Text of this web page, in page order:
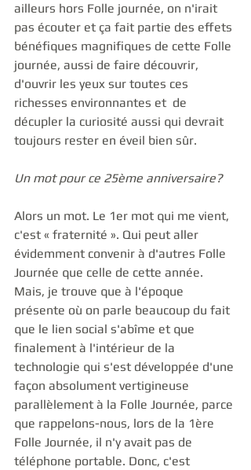
ailleurs hors Folle journée, on n'irait
pas écouter et ça fait partie des effets
bénéfiques magnifiques de cette Folle
journée, aussi de faire découvrir,
d'ouvrir les yeux sur toutes ces
richesses environnantes et  de
décupler la curiosité aussi qui devrait
toujours rester en éveil bien sûr.
Un mot pour ce 25ème anniversaire?
Alors un mot. Le 1er mot qui me vient,
c'est « fraternité ». Qui peut aller
évidemment convenir à d'autres Folle
Journée que celle de cette année.
Mais, je trouve que à l'époque
présente où on parle beaucoup du fait
que le lien social s'abîme et que
finalement à l'intérieur de la
technologie qui s'est développée d'une
façon absolument vertigineuse
parallèlement à la Folle Journée, parce
que rappelons-nous, lors de la 1ère
Folle Journée, il n'y avait pas de
téléphone portable. Donc, c'est